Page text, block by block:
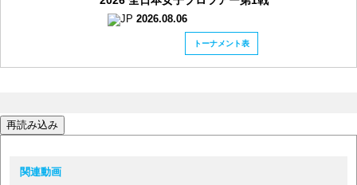
2026.08.06
トーナメント表
再読み込み
関連動画